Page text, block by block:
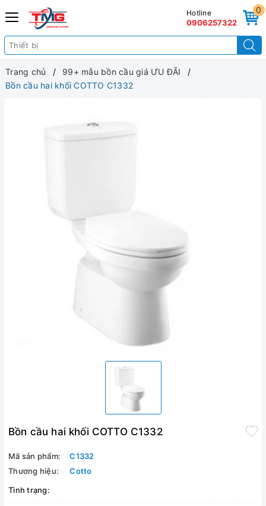
0
Hotline
0906257322
Trang chủ
99+ mẫu bồn cầu giá ƯU ĐÃI
Bồn cầu hai khối COTTO C1332
Bồn cầu hai khối COTTO C1332
Mã sản phẩm:
C1332
Thương hiệu:
Cotto
Tình trạng: